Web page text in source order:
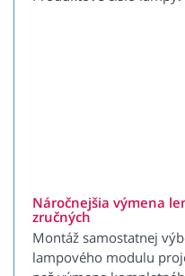
Náročnejšia výmena
zručných
Montáž samostatnej
lampového modulu